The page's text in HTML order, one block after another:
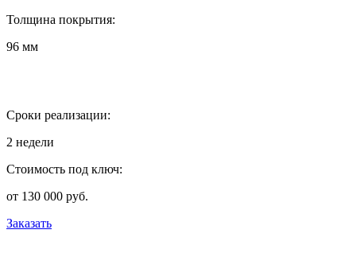
Толщина покрытия:
96 мм
Сроки реализации:
2 недели
Стоимость под ключ:
от 130 000 руб.
Заказать